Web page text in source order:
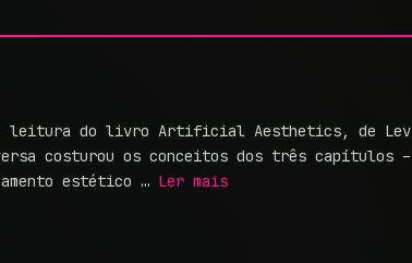
de leitura do livro Artificial Aesthetics, de Lev
costurou os conceitos dos três capítulos –
estético … Ler mais